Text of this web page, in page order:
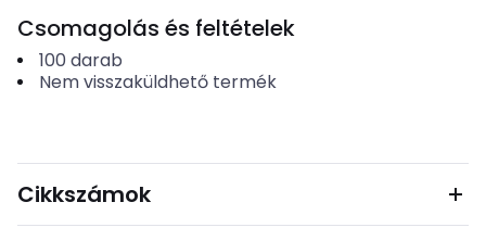
Csomagolás és feltételek
100 darab
Nem visszaküldhető termék
Cikkszámok